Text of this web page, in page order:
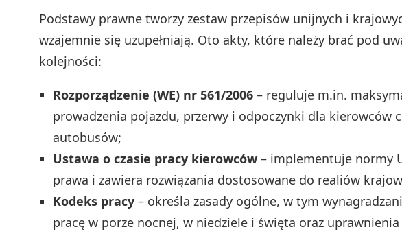
Podstawy prawne tworzy zestaw przepisów unijnych i
wzajemnie się uzupełniają. Oto akty, które należy brać pod
kolejności:
Rozporządzenie (WE) nr 561/2006 – reguluje m.in.
prowadzenia pojazdu, przerwy i odpoczynki dla kierowców
autobusów;
Ustawa o czasie pracy kierowców – implementuje normy
prawa i zawiera rozwiązania dostosowane do realiów
Kodeks pracy – określa zasady ogólne, w tym
pracę w porze nocnej, w niedziele i święta oraz